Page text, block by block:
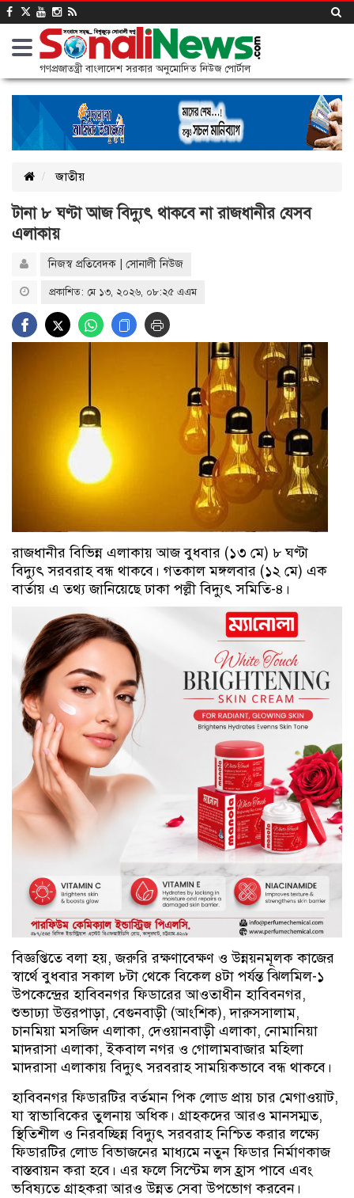
গণপ্রজাতন্ত্রী বাংলাদেশ সরকার অনুমোদিত নিউজ পোর্টাল
জাতীয়
টানা ৮ ঘণ্টা আজ বিদ্যুৎ থাকবে না রাজধানীর যেসব
এলাকায়
নিজস্ব প্রতিবেদক | সোনালী নিউজ
প্রকাশিত: মে ১৩, ২০২৬, ০৮:২৫ এএম
রাজধানীর বিভিন্ন এলাকায় আজ বুধবার (১৩ মে) ৮ ঘণ্টা
বিদ্যুৎ সরবরাহ বন্ধ থাকবে। গতকাল মঙ্গলবার (১২ মে) এক
বার্তায় এ তথ্য জানিয়েছে ঢাকা পল্লী বিদ্যুৎ সমিতি-৪।
বিজ্ঞপ্তিতে বলা হয়, জরুরি রক্ষণাবেক্ষণ ও উন্নয়নমূলক কাজের
স্বার্থে বুধবার সকাল ৮টা থেকে বিকেল ৪টা পর্যন্ত ঝিলমিল-১
উপকেন্দ্রের হাবিবনগর ফিডারের আওতাধীন হাবিবনগর,
শুভাঢ্যা উত্তরপাড়া, বেগুনবাড়ী (আংশিক), দারুসসালাম,
চানমিয়া মসজিদ এলাকা, দেওয়ানবাড়ী এলাকা, নোমানিয়া
মাদরাসা এলাকা, ইকবাল নগর ও গোলামবাজার মহিলা
মাদরাসা এলাকায় বিদ্যুৎ সরবরাহ সাময়িকভাবে বন্ধ থাকবে।
হাবিবনগর ফিডারটির বর্তমান পিক লোড প্রায় চার মেগাওয়াট,
যা স্বাভাবিকের তুলনায় অধিক। গ্রাহকদের আরও মানসম্মত,
স্থিতিশীল ও নিরবচ্ছিন্ন বিদ্যুৎ সরবরাহ নিশ্চিত করার লক্ষ্যে
ফিডারটির লোড বিভাজনের মাধ্যমে নতুন ফিডার নির্মাণকাজ
বাস্তবায়ন করা হবে। এর ফলে সিস্টেম লস হ্রাস পাবে এবং
ভবিষ্যতে গ্রাহকরা আরও উন্নত সেবা উপভোগ করবেন।